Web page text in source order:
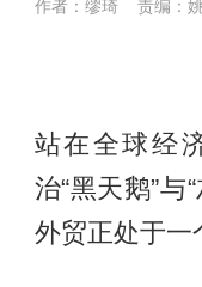
作者：缪琦 责编：
站在全球经
治“黑天鹅”与
外贸正处于一